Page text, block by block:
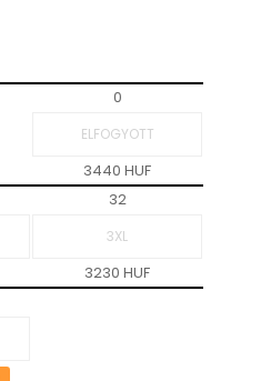
0
3440 HUF
32
3230 HUF